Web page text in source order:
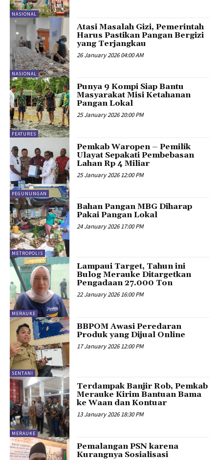
NASIONAL
NASIONAL
Atasi Masalah Gizi, Pemerintah
Harus Pastikan Pangan Bergizi
yang Terjangkau
26 January 2026 04:00 AM
FEATURES
Punya 9 Kompi Siap Bantu
Masyarakat Misi Ketahanan
Pangan Lokal
25 January 2026 20:00 PM
PEGUNUNGAN
Pemkab Waropen – Pemilik
Ulayat Sepakati Pembebasan
Lahan Rp 4 Miliar
25 January 2026 12:00 PM
METROPOLIS
Bahan Pangan MBG Diharap
Pakai Pangan Lokal
24 January 2026 17:00 PM
MERAUKE
Lampaui Target, Tahun ini
Bulog Merauke Ditargetkan
Pengadaan 27.000 Ton
22 January 2026 16:00 PM
SENTANI
BBPOM Awasi Peredaran
Produk yang Dijual Online
17 January 2026 12:00 PM
MERAUKE
Terdampak Banjir Rob, Pemkab
Merauke Kirim Bantuan Bama
ke Waan dan Kontuar
13 January 2026 18:30 PM
Pemalangan PSN karena
Kurangnya Sosialisasi